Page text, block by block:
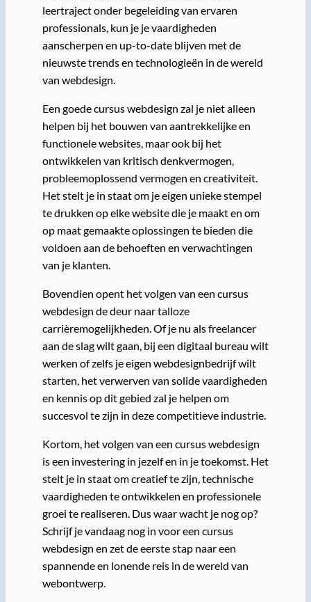
leertraject onder begeleiding van ervaren
professionals, kun je je vaardigheden
aanscherpen en up-to-date blijven met de
nieuwste trends en technologieën in de wereld
van webdesign.
Een goede cursus webdesign zal je niet alleen
helpen bij het bouwen van aantrekkelijke en
functionele websites, maar ook bij het
ontwikkelen van kritisch denkvermogen,
probleemoplossend vermogen en creativiteit.
Het stelt je in staat om je eigen unieke stempel
te drukken op elke website die je maakt en om
op maat gemaakte oplossingen te bieden die
voldoen aan de behoeften en verwachtingen
van je klanten.
Bovendien opent het volgen van een cursus
webdesign de deur naar talloze
carrièremogelijkheden. Of je nu als freelancer
aan de slag wilt gaan, bij een digitaal bureau wilt
werken of zelfs je eigen webdesignbedrijf wilt
starten, het verwerven van solide vaardigheden
en kennis op dit gebied zal je helpen om
succesvol te zijn in deze competitieve industrie.
Kortom, het volgen van een cursus webdesign
is een investering in jezelf en in je toekomst. Het
stelt je in staat om creatief te zijn, technische
vaardigheden te ontwikkelen en professionele
groei te realiseren. Dus waar wacht je nog op?
Schrijf je vandaag nog in voor een cursus
webdesign en zet de eerste stap naar een
spannende en lonende reis in de wereld van
webontwerp.